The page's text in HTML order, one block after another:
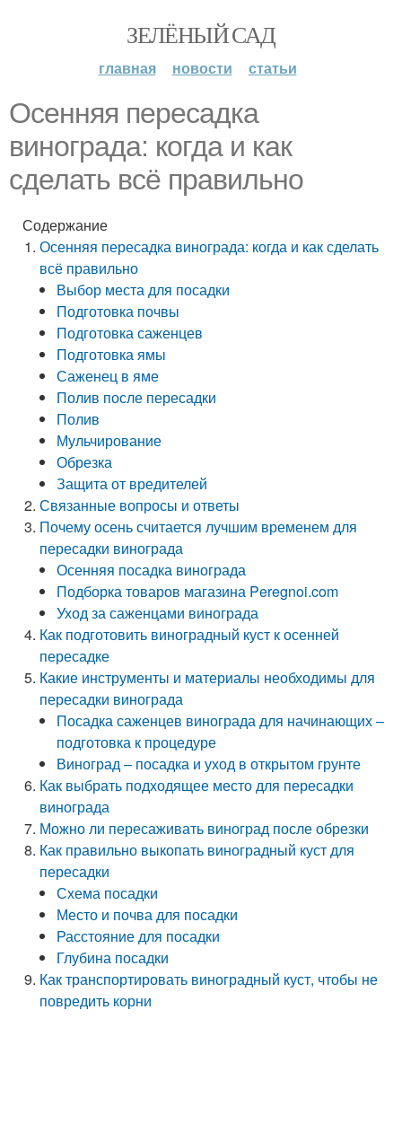
ЗЕЛЁНЫЙ САД
главная новости статьи
Осенняя пересадка
винограда: когда и как
сделать всё правильно
Содержание
Осенняя пересадка винограда: когда и как сделать
всё правильно
Выбор места для посадки
Подготовка почвы
Подготовка саженцев
Подготовка ямы
Саженец в яме
Полив после пересадки
Полив
Мульчирование
Обрезка
Защита от вредителей
Связанные вопросы и ответы
Почему осень считается лучшим временем для
пересадки винограда
Осенняя посадка винограда
Подборка товаров магазина Peregnoi.com
Уход за саженцами винограда
Как подготовить виноградный куст к осенней
пересадке
Какие инструменты и материалы необходимы для
пересадки винограда
Посадка саженцев винограда для начинающих –
подготовка к процедуре
Виноград – посадка и уход в открытом грунте
Как выбрать подходящее место для пересадки
винограда
Можно ли пересаживать виноград после обрезки
Как правильно выкопать виноградный куст для
пересадки
Схема посадки
Место и почва для посадки
Расстояние для посадки
Глубина посадки
Как транспортировать виноградный куст, чтобы не
повредить корни